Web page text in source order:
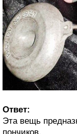
Ответ:
Эта вещь
пончиков.